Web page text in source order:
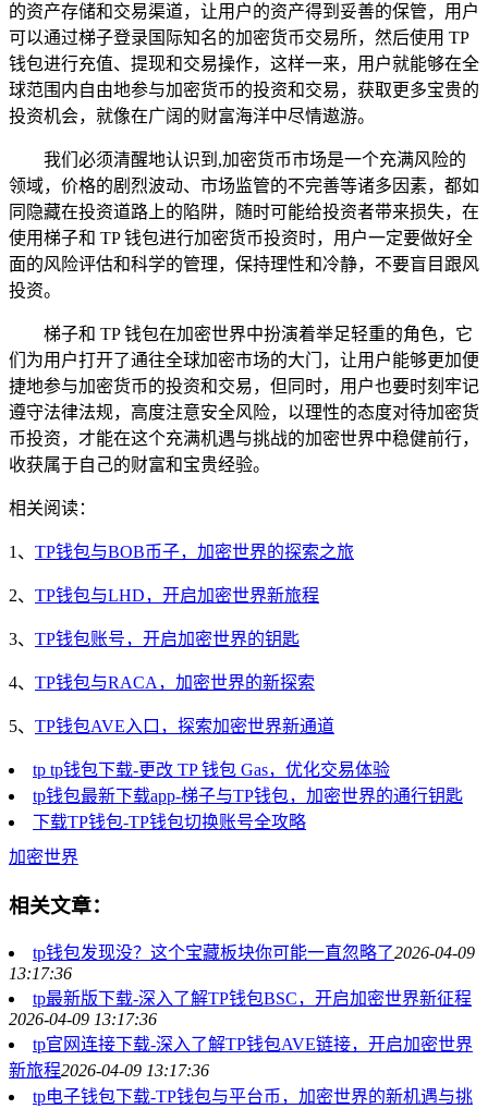
的资产存储和交易渠道，让用户的资产得到妥善的保管，用户
可以通过梯子登录国际知名的加密货币交易所，然后使用 TP
钱包进行充值、提现和交易操作，这样一来，用户就能够在全
球范围内自由地参与加密货币的投资和交易，获取更多宝贵的
投资机会，就像在广阔的财富海洋中尽情遨游。
我们必须清醒地认识到,加密货币市场是一个充满风险的
领域，价格的剧烈波动、市场监管的不完善等诸多因素，都如
同隐藏在投资道路上的陷阱，随时可能给投资者带来损失，在
使用梯子和 TP 钱包进行加密货币投资时，用户一定要做好全
面的风险评估和科学的管理，保持理性和冷静，不要盲目跟风
投资。
梯子和 TP 钱包在加密世界中扮演着举足轻重的角色，它
们为用户打开了通往全球加密市场的大门，让用户能够更加便
捷地参与加密货币的投资和交易，但同时，用户也要时刻牢记
遵守法律法规，高度注意安全风险，以理性的态度对待加密货
币投资，才能在这个充满机遇与挑战的加密世界中稳健前行，
收获属于自己的财富和宝贵经验。
相关阅读：
1、 TP钱包与BOB币子，加密世界的探索之旅
2、 TP钱包与LHD，开启加密世界新旅程
3、 TP钱包账号，开启加密世界的钥匙
4、 TP钱包与RACA，加密世界的新探索
5、 TP钱包AVE入口，探索加密世界新通道
tp tp钱包下载-更改 TP 钱包 Gas，优化交易体验
tp钱包最新下载app-梯子与TP钱包，加密世界的通行钥匙
下载TP钱包-TP钱包切换账号全攻略
加密世界
相关文章：
tp钱包发现没？这个宝藏板块你可能一直忽略了2026-04-09
13:17:36
tp最新版下载-深入了解TP钱包BSC，开启加密世界新征程
2026-04-09 13:17:36
tp官网连接下载-深入了解TP钱包AVE链接，开启加密世界
新旅程2026-04-09 13:17:36
tp电子钱包下载-TP钱包与平台币，加密世界的新机遇与挑